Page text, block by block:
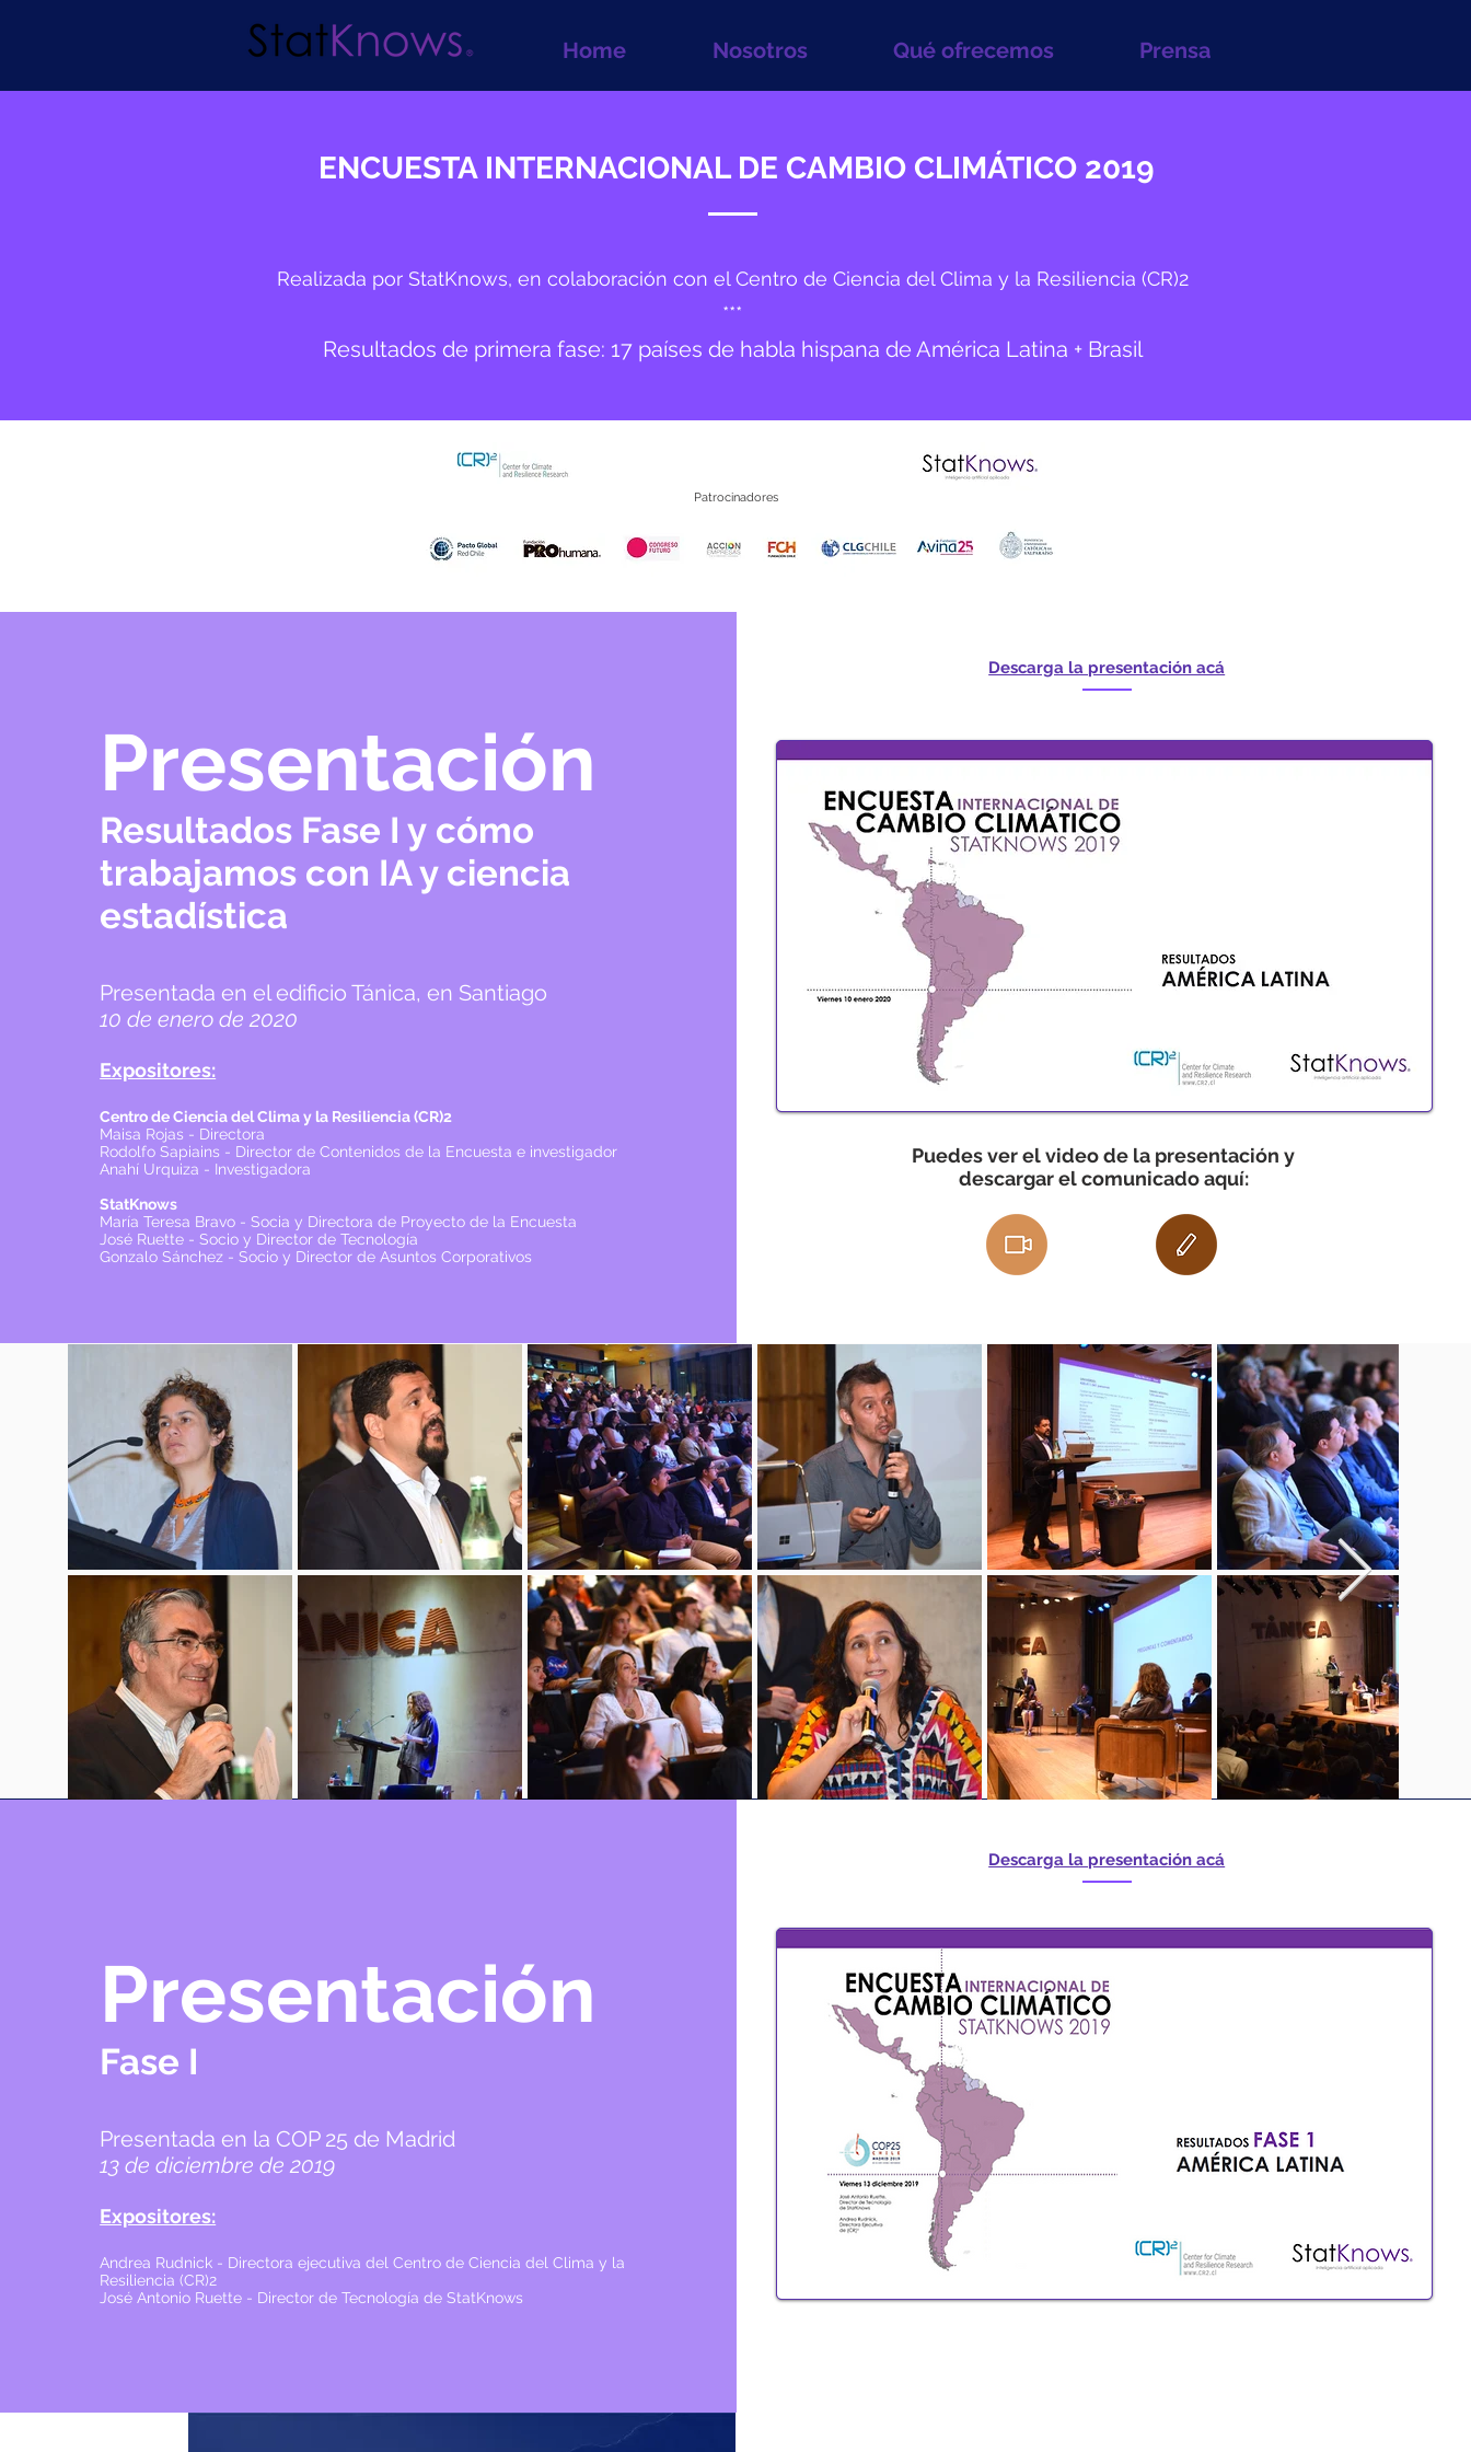
Home Nosotros Qué ofrecemos Prensa
ENCUESTA INTERNACIONAL DE CAMBIO CLIMÁTICO 2019
Realizada por StatKnows, en colaboración con el Centro de Ciencia del Clima y la Resiliencia (CR)2
***
Resultados de primera fase: 17 países de habla hispana de América Latina + Brasil
Patrocinadores
Presentación
Resultados Fase I y cómo
trabajamos con IA y ciencia
estadística
Presentada en el edificio Tánica, en Santiago
10 de enero de 2020
Expositores:
Centro de Ciencia del Clima y la Resiliencia (CR)2
Maisa Rojas - Directora
Rodolfo Sapiains - Director de Contenidos de la Encuesta e investigador
Anahí Urquiza - Investigadora
StatKnows
María Teresa Bravo - Socia y Directora de Proyecto de la Encuesta
José Ruette - Socio y Director de Tecnología
Gonzalo Sánchez - Socio y Director de Asuntos Corporativos
Descarga la presentación acá
Puedes ver el video de la presentación y
descargar el comunicado aquí:
Presentación
Fase I
Presentada en la COP 25 de Madrid
13 de diciembre de 2019
Expositores:
Andrea Rudnick - Directora ejecutiva del Centro de Ciencia del Clima y la
Resiliencia (CR)2
José Antonio Ruette - Director de Tecnología de StatKnows
Descarga la presentación acá